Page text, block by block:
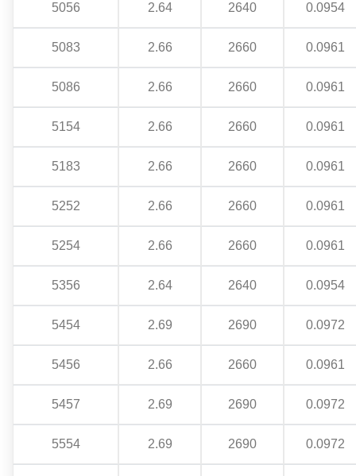
5056 2.64 2640 0.0954
5083 2.66 2660 0.0961
5086 2.66 2660 0.0961
5154 2.66 2660 0.0961
5183 2.66 2660 0.0961
5252 2.66 2660 0.0961
5254 2.66 2660 0.0961
5356 2.64 2640 0.0954
5454 2.69 2690 0.0972
5456 2.66 2660 0.0961
5457 2.69 2690 0.0972
5554 2.69 2690 0.0972